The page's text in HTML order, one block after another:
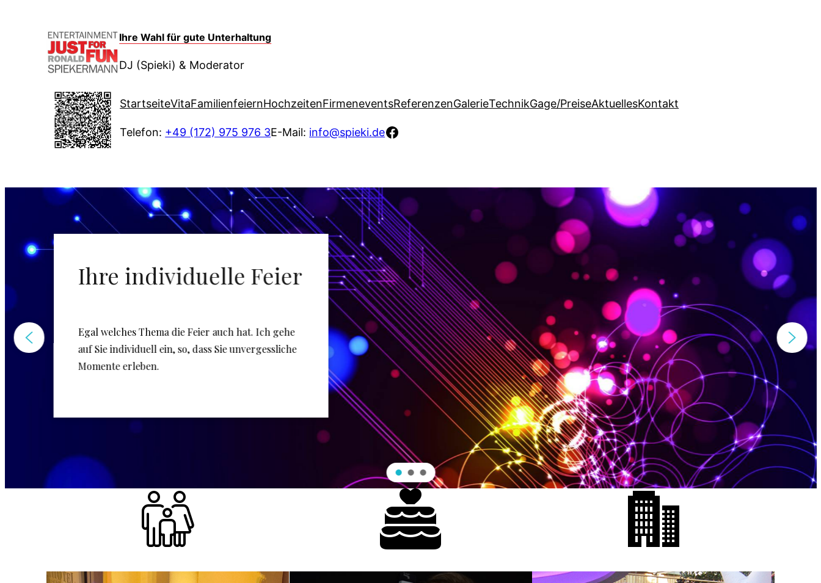
springen
Ihre Wahl für gute Unterhaltung
DJ (Spieki) & Moderator
StartseiteVitaFamilienfeiernHochzeitenFirmeneventsReferenzenGalerieTechnikGage/PreiseAktuellesKontakt
Telefon: +49 (172) 975 976 3E-Mail: info@spieki.deFacebook
Ihre individuelle Feier
Egal welches Thema die Feier auch hat. Ich gehe
auf Sie individuell ein, so, dass Sie unvergessliche
Momente erleben.